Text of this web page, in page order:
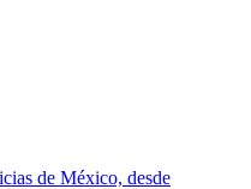
de México, desde